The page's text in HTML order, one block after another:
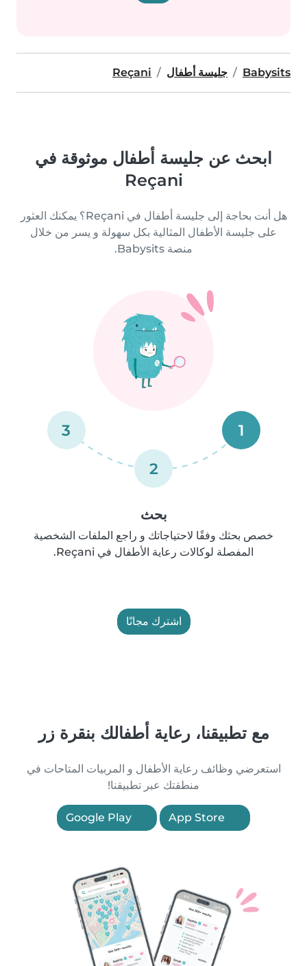
Babysits جليسة أطفال Reçani
ابحث عن جليسة أطفال موثوقة في
Reçani
هل أنت بحاجة إلى جليسة أطفال في Reçani؟ يمكنك العثور
على جليسة الأطفال المثالية بكل سهولة و يسر من خلال
منصة Babysits.
1
2
3
بحث
خصص بحثك وفقًا لاحتياجاتك و راجع الملفات الشخصية
المفصلة لوكالات رعاية الأطفال في Reçani.
اشترك مجانًا
مع تطبيقنا، رعاية أطفالك بنقرة زر
استعرضي وظائف رعاية الأطفال و المربيات المتاحات في
منطقتك عبر تطبيقنا!